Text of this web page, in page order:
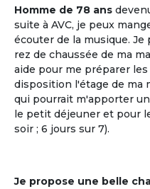
Homme de 78 ans
suite à AVC, je peux
écouter de la musique. Je
rez de chaussée de ma
aide pour me préparer
disposition l'étage de ma
qui pourrait m'apporter
le petit déjeuner et pour
soir ; 6 jours sur 7).
Je propose une belle
L'ouverture sur
les ressources